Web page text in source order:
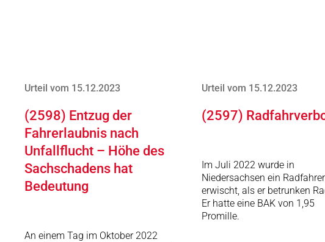
Urteil vom 15.12.2023
(2598) Entzug der
Fahrerlaubnis nach
Unfallflucht – Höhe des
Sachschadens hat
Bedeutung
An einem Tag im Oktober 2022
Urteil vom 15.12.2023
(2597)
Im Juli 2022 wurde in
Niedersachsen ein
erwischt, als er betrunken
Er hatte eine BAK von 1,95
Promille.